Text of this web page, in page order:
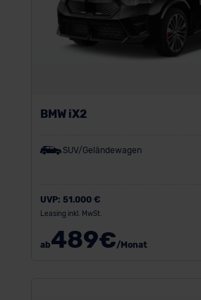
BMW iX2
SUV/Geländewagen
UVP: 51.000 €
Leasing inkl. MwSt.
ab489€/Monat